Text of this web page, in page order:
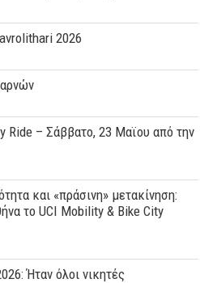
2026
Ride – Σάββατο, 23 Μαϊου από την
και «πράσινη» μετακίνηση:
το UCI Mobility & Bike City
Ήταν όλοι νικητές